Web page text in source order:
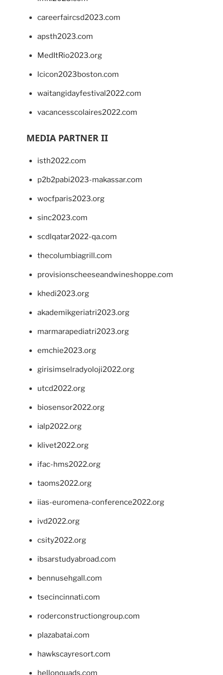
careerfaircsd2023.com
apsth2023.com
MedItRio2023.org
lcicon2023boston.com
waitangidayfestival2022.com
vacancesscolaires2022.com
MEDIA PARTNER II
isth2022.com
p2b2pabi2023-makassar.com
wocfparis2023.org
sinc2023.com
scdlqatar2022-qa.com
thecolumbiagrill.com
provisionscheeseandwineshoppe.com
khedi2023.org
akademikgeriatri2023.org
marmarapediatri2023.org
emchie2023.org
girisimselradyoloji2022.org
utcd2022.org
biosensor2022.org
ialp2022.org
klivet2022.org
ifac-hms2022.org
taoms2022.org
iias-euromena-conference2022.org
ivd2022.org
csity2022.org
ibsarstudyabroad.com
bennusehgall.com
tsecincinnati.com
roderconstructiongroup.com
plazabatai.com
hawkscayresort.com
hellonquads.com